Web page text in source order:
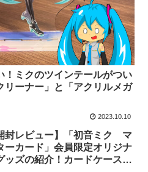
！ミクのツインテールがつい
リーナー」と「アクリルメガ
2023.10.10
封レビュー】「初音ミク マ
ーカード」会員限定オリジナ
ッズの紹介！カードケース、